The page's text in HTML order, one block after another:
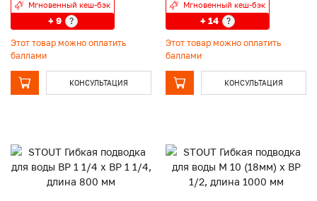
Мгновенный кеш-бэк
+ 9 ?
Этот товар можно оплатить
баллами
КОНСУЛЬТАЦИЯ
Мгновенный кеш-бэк
+ 14 ?
Этот товар можно оплатить
баллами
КОНСУЛЬТАЦИЯ